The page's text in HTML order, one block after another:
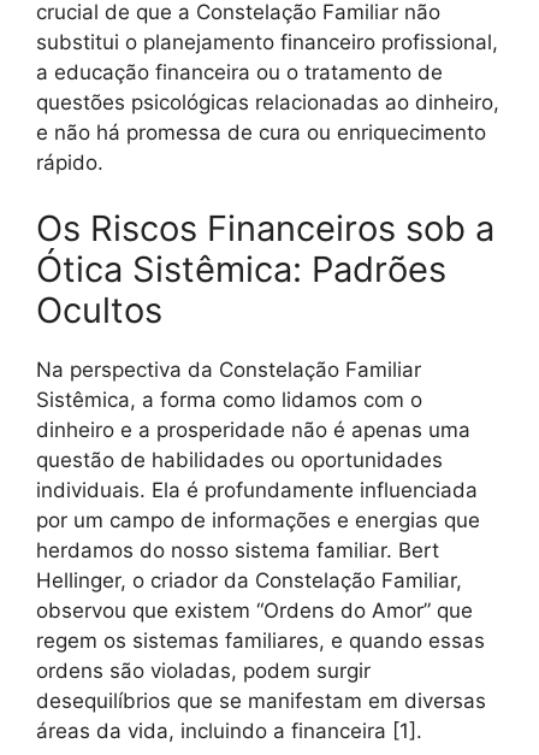
crucial de que a Constelação Familiar não
substitui o planejamento financeiro profissional,
a educação financeira ou o tratamento de
questões psicológicas relacionadas ao dinheiro,
e não há promessa de cura ou enriquecimento
rápido.
Os Riscos Financeiros sob a
Ótica Sistêmica: Padrões
Ocultos
Na perspectiva da Constelação Familiar
Sistêmica, a forma como lidamos com o
dinheiro e a prosperidade não é apenas uma
questão de habilidades ou oportunidades
individuais. Ela é profundamente influenciada
por um campo de informações e energias que
herdamos do nosso sistema familiar. Bert
Hellinger, o criador da Constelação Familiar,
observou que existem “Ordens do Amor” que
regem os sistemas familiares, e quando essas
ordens são violadas, podem surgir
desequilíbrios que se manifestam em diversas
áreas da vida, incluindo a financeira [1].